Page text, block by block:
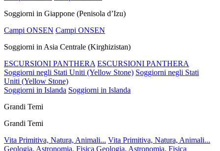
Soggiorni in Giappone (Penisola d’Izu)
Campi ONSEN Campi ONSEN
Soggiorni in Asia Centrale (Kirghizistan)
ESCURSIONI PANTHERA ESCURSIONI PANTHERA
Soggiorni negli Stati Uniti (Yellow Stone) Soggiorni negli Stati
Uniti (Yellow Stone)
Soggiorni in Islanda Soggiorni in Islanda
Grandi Temi
Grandi Temi
Vita Primitiva, Natura, Animali... Vita Primitiva, Natura, Animali...
Geologia, Astronomia, Fisica Geologia, Astronomia, Fisica